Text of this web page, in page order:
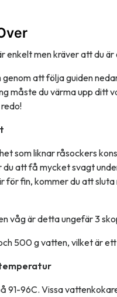
enkelt men kräver att du
genom att följa guiden
måste du värma upp ditt
som liknar råsockers
att få mycket svagt
för fin, kommer du att
våg är detta ungefär 3
500 g vatten, vilket är ett
91-96C. Vissa